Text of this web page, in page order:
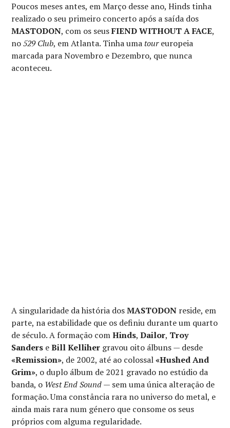
Poucos meses antes, em Março desse ano, Hinds tinha
realizado o seu primeiro concerto após a saída dos
MASTODON, com os seusFIEND WITHOUT A FACE,
no529 Club, em Atlanta. Tinha umatoureuropeia
marcada para Novembro e Dezembro, que nunca
aconteceu.
A singularidade da história dosMASTODON reside, em
parte, na estabilidade que os definiu durante um quarto
de século. A formação comHinds,Dailor, Troy
Sanders eBill Kelliher gravou oito álbuns — desde
«Remission», de 2002, até ao colossal«Hushed And
Grim», o duplo álbum de 2021 gravado no estúdio da
banda, o West End Sound— sem uma única alteração de
formação. Uma constância rara no universo do metal, e
ainda mais rara num género que consome os seus
próprios com alguma regularidade.